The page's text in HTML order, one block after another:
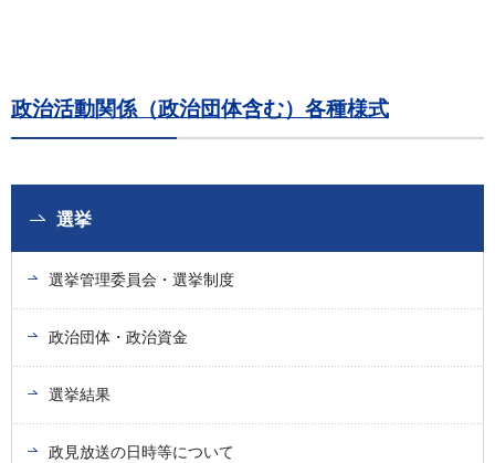
政治活動関係（政治団体含む）各種様式
選挙
選挙管理委員会・選挙制度
政治団体・政治資金
選挙結果
政見放送の日時等について